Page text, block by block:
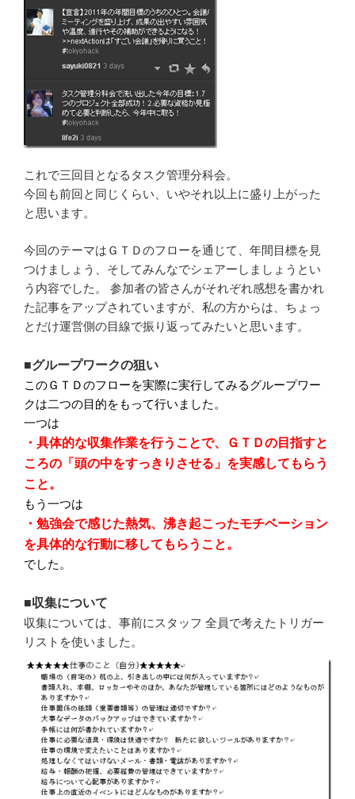
これで三回目となるタスク管理分科会。
今回も前回と同じくらい、いやそれ以上に盛り上がった
と思います。
今回のテーマはＧＴＤのフローを通じて、年間目標を見
つけましょう、そしてみんなでシェアーしましょうとい
う内容でした。 参加者の皆さんがそれぞれ感想を書かれ
た記事をアップされていますが、私の方からは、ちょっ
とだけ運営側の目線で振り返ってみたいと思います。
■グループワークの狙い
このＧＴＤのフローを実際に実行してみるグループワー
クは二つの目的をもって行いました。
一つは
・具体的な収集作業を行うことで、ＧＴＤの目指すと
ころの「頭の中をすっきりさせる」を実感してもらう
こと。
もう一つは
・勉強会で感じた熱気、沸き起こったモチベーション
を具体的な行動に移してもらうこと。
でした。
■収集について
収集については、事前にスタッフ 全員で考えたトリガー
リストを使いました。